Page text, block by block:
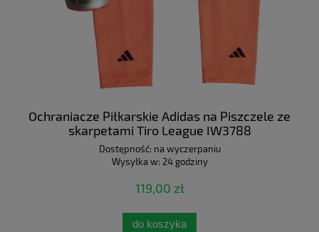
Ochraniacze Piłkarskie Adidas na Piszczele ze
skarpetami Tiro League IW3788
Dostępność: na wyczerpaniu
Wysyłka w: 24 godziny
119,00 zł
do koszyka